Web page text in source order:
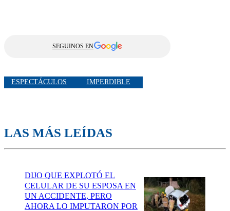
SEGUINOS EN
ESPECTÁCULOS IMPERDIBLE
LAS MÁS LEÍDAS
DIJO QUE EXPLOTÓ EL
CELULAR DE SU ESPOSA EN
UN ACCIDENTE, PERO
AHORA LO IMPUTARON POR